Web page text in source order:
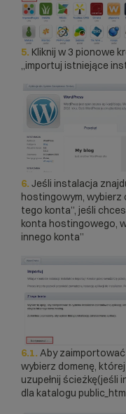
5. Kliknij w 3 pionowe
„importuj istniejące
6. Jeśli instalacja
hostingowym, wybierz
tego konta”, jeśli
konta hostingowego,
innego konta”
6.1. Aby
wybierz domenę,
uzupełnij ścieżkę(jeśli
dla katalogu